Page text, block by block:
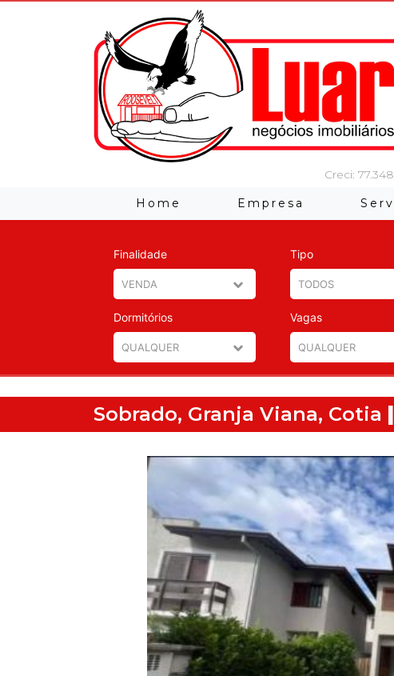
Creci: 77.348
Home Empresa
Finalidade Tipo
Dormitórios Vagas
Sobrado, Granja Viana, Cotia